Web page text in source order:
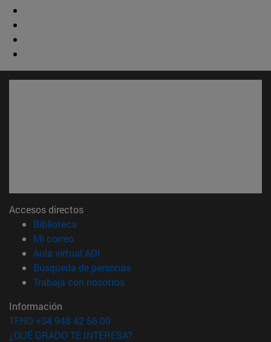
Accesos directos
Biblioteca
Mi correo(abre en nueva ventana)
Aula virtual ADI
Búsqueda de personas(abre en nueva ventana)
Trabaja con nosotros(abre en nueva ventana)
Información
TFNO +34 948 42 56 00
¿QUÉ GRADO TE INTERESA?